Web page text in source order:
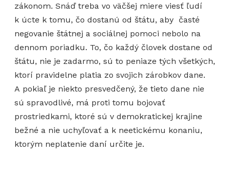
zákonom. Snáď treba vo väčšej miere viesť ľudí
k úcte k tomu, čo dostanú od štátu, aby časté
negovanie štátnej a sociálnej pomoci nebolo na
dennom poriadku. To, čo každý človek dostane od
štátu, nie je zadarmo, sú to peniaze tých všetkých,
ktorí pravidelne platia zo svojich zárobkov dane.
A pokiaľ je niekto presvedčený, že tieto dane nie
sú spravodlivé, má proti tomu bojovať
prostriedkami, ktoré sú v demokratickej krajine
bežné a nie uchyľovať a k neetickému konaniu,
ktorým neplatenie daní určite je.